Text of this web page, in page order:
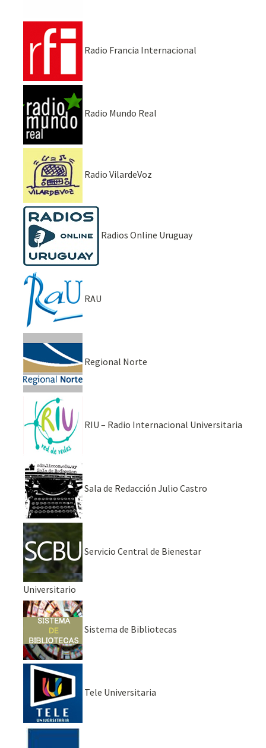
Radio Francia Internacional
Radio Mundo Real
Radio VilardeVoz
Radios Online Uruguay
RAU
Regional Norte
RIU – Radio Internacional Universitaria
Sala de Redacción Julio Castro
Servicio Central de Bienestar
Universitario
Sistema de Bibliotecas
Tele Universitaria